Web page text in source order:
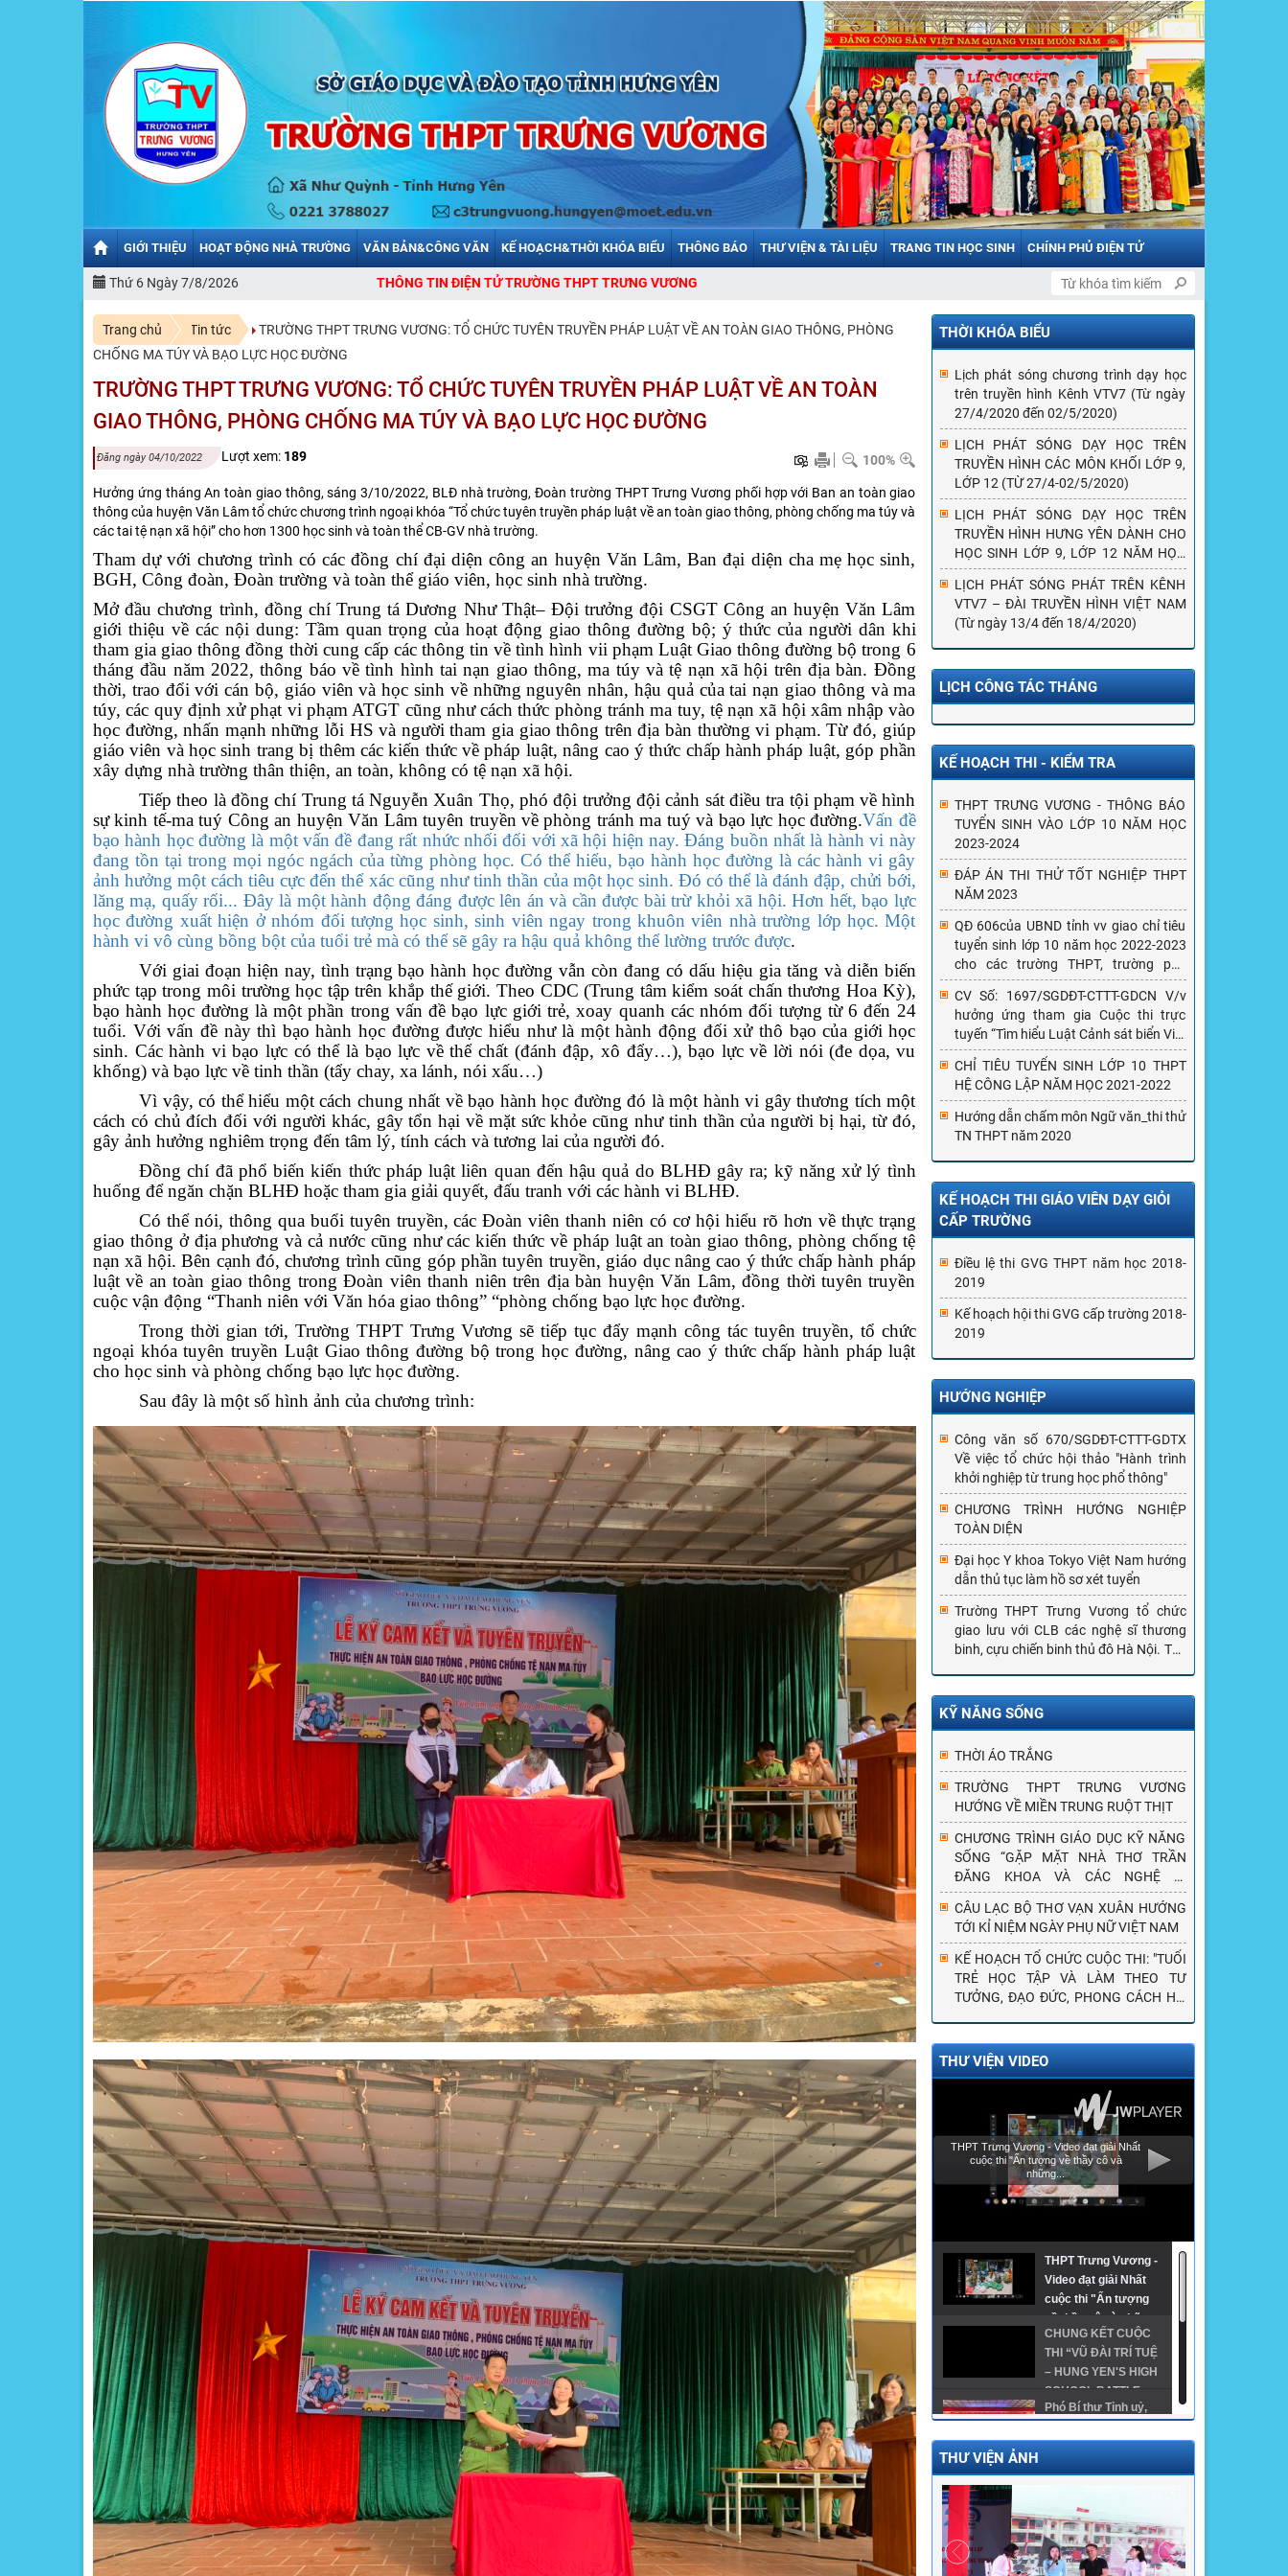
GIỚI THIỆU HOẠT ĐỘNG NHÀ TRƯỜNG VĂN BẢN&CÔNG VĂN KẾ HOẠCH&THỜI KHÓA BIỂU THÔNG BÁO THƯ VIỆN & TÀI LIỆU TRANG TIN HỌC SINH CHÍNH PHỦ ĐIỆN TỬ
Thứ 6 Ngày 7/8/2026
CHÀO MỪNG BẠN ĐẾN VỚI CỔNG THÔNG TIN ĐIỆN TỬ TRƯỜNG THPT TRƯNG VƯƠNG
Trang chủ Tin tức
TRƯỜNG THPT TRƯNG VƯƠNG: TỔ CHỨC TUYÊN TRUYỀN PHÁP LUẬT VỀ AN TOÀN GIAO THÔNG, PHÒNG
CHỐNG MA TÚY VÀ BẠO LỰC HỌC ĐƯỜNG
TRƯỜNG THPT TRƯNG VƯƠNG: TỔ CHỨC TUYÊN TRUYỀN PHÁP LUẬT VỀ AN TOÀN
GIAO THÔNG, PHÒNG CHỐNG MA TÚY VÀ BẠO LỰC HỌC ĐƯỜNG
Đăng ngày 04/10/2022 Lượt xem: 189 100%
Hưởng ứng tháng An toàn giao thông, sáng 3/10/2022, BLĐ nhà trường, Đoàn trường THPT Trưng Vương phối hợp với Ban an toàn giao
thông của huyện Văn Lâm tổ chức chương trình ngoại khóa “Tổ chức tuyên truyền pháp luật về an toàn giao thông, phòng chống ma túy và
các tai tệ nạn xã hội” cho hơn 1300 học sinh và toàn thể CB-GV nhà trường.
Tham dự với chương trình có các đồng chí đại diện công an huyện Văn Lâm, Ban đại diện cha mẹ học sinh,
BGH, Công đoàn, Đoàn trường và toàn thể giáo viên, học sinh nhà trường.
Mở đầu chương trình, đồng chí Trung tá Dương Như Thật– Đội trưởng đội CSGT Công an huyện Văn Lâm
giới thiệu về các nội dung: Tầm quan trọng của hoạt động giao thông đường bộ; ý thức của người dân khi
tham gia giao thông đồng thời cung cấp các thông tin về tình hình vii phạm Luật Giao thông đường bộ trong 6
tháng đầu năm 2022,thông báo về tình hình tai nạn giao thông, ma túy và tệ nạn xã hội trên địa bàn. Đồng
thời, trao đổi với cán bộ, giáo viên và học sinh về những nguyên nhân, hậu quả của tai nạn giao thông và ma
túy, các quy định xử phạt vi phạm ATGT cũng như cách thức phòng tránh ma tuy, tệ nạn xã hội xâm nhập vào
học đường,nhấn mạnh những lỗi HS và người tham gia giao thông trên địa bàn thường vi phạm. Từ đó, giúp
giáo viên và học sinh trang bị thêm các kiến thức về pháp luật, nâng cao ý thức chấp hành pháp luật, góp phần
xây dựng nhà trường thân thiện, an toàn, không có tệ nạn xã hội.
Tiếp theo là đồng chí Trung tá Nguyễn Xuân Thọ, phó đội trưởng đội cảnh sát điều tra tội phạm về hình
sự kinh tế-ma tuý Công an huyện Văn Lâm tuyên truyền về phòng tránh ma tuý và bạo lực học đường.Vấn đề
bạo hành học đường là một vấn đề đang rất nhức nhối đối với xã hội hiện nay. Đáng buồn nhất là hành vi này
đang tồn tại trong mọi ngóc ngách của từng phòng học. Có thể hiểu, bạo hành học đường là các hành vi gây
ảnh hưởng một cách tiêu cực đến thể xác cũng như tinh thần của một học sinh. Đó có thể là đánh đập, chửi bới,
lăng mạ, quấy rối... Đây là một hành động đáng được lên án và cần được bài trừ khỏi xã hội. Hơn hết, bạo lực
học đường xuất hiện ở nhóm đối tượng học sinh, sinh viên ngay trong khuôn viên nhà trường lớp học. Một
hành vi vô cùng bồng bột của tuổi trẻ mà có thể sẽ gây ra hậu quả không thể lường trước được.
Với giai đoạn hiện nay, tình trạng bạo hành học đường vẫn còn đang có dấu hiệu gia tăng và diễn biến
phức tạp trong môi trường học tập trên khắp thế giới. Theo CDC (Trung tâm kiểm soát chấn thương Hoa Kỳ),
bạo hành học đường là một phần trong vấn đề bạo lực giới trẻ, xoay quanh các nhóm đối tượng từ 6 đến 24
tuổi. Với vấn đề này thì bạo hành học đường được hiểu như là một hành động đối xử thô bạo của giới học
sinh. Các hành vi bạo lực có thể là bạo lực về thể chất (đánh đập, xô đẩy…), bạo lực về lời nói (đe dọa, vu
khống) và bạo lực về tinh thần (tẩy chay, xa lánh, nói xấu…)
Vì vậy, có thể hiểu một cách chung nhất về bạo hành học đường đó là một hành vi gây thương tích một
cách có chủ đích đối với người khác, gây tổn hại về mặt sức khỏe cũng như tinh thần của người bị hại, từ đó,
gây ảnh hưởng nghiêm trọng đến tâm lý, tính cách và tương lai của người đó.
Đồng chí đã phổ biến kiến thức pháp luật liên quan đến hậu quả do BLHĐ gây ra; kỹ năng xử lý tình
huống để ngăn chặn BLHĐ hoặc tham gia giải quyết, đấu tranh với các hành vi BLHĐ.
Có thể nói, thông qua buổi tuyên truyền, các Đoàn viên thanh niên có cơ hội hiểu rõ hơn về thực trạng
giao thông ở địa phương và cả nước cũng như các kiến thức về pháp luật an toàn giao thông, phòng chống tệ
nạn xã hội. Bên cạnh đó, chương trình cũng góp phần tuyên truyền, giáo dục nâng cao ý thức chấp hành pháp
luật về an toàn giao thông trong Đoàn viên thanh niên trên địa bàn huyện Văn Lâm, đồng thời tuyên truyền
cuộc vận động “Thanh niên với Văn hóa giao thông” “phòng chống bạo lực học đường.
Trong thời gian tới, Trường THPT Trưng Vương sẽ tiếp tục đẩy mạnh công tác tuyên truyền, tổ chức
ngoại khóa tuyên truyền Luật Giao thông đường bộ trong học đường, nâng cao ý thức chấp hành pháp luật
cho học sinh và phòng chống bạo lực học đường.
Sau đây là một số hình ảnh của chương trình:
THỜI KHÓA BIỂU
Lịch phát sóng chương trình dạy học
trên truyền hình Kênh VTV7 (Từ ngày
27/4/2020 đến 02/5/2020)
LỊCH PHÁT SÓNG DẠY HỌC TRÊN
TRUYỀN HÌNH CÁC MÔN KHỐI LỚP 9,
LỚP 12 (TỪ 27/4-02/5/2020)
LỊCH PHÁT SÓNG DẠY HỌC TRÊN
TRUYỀN HÌNH HƯNG YÊN DÀNH CHO
HỌC SINH LỚP 9, LỚP 12 NĂM HỌC
2019-2020 (Từ ngày 20/4 đến
25/4/2020)
LỊCH PHÁT SÓNG PHÁT TRÊN KÊNH
VTV7 – ĐÀI TRUYỀN HÌNH VIỆT NAM
(Từ ngày 13/4 đến 18/4/2020)
LỊCH CÔNG TÁC THÁNG
KẾ HOẠCH THI - KIỂM TRA
THPT TRƯNG VƯƠNG - THÔNG BÁO
TUYỂN SINH VÀO LỚP 10 NĂM HỌC
2023-2024
ĐÁP ÁN THI THỬ TỐT NGHIỆP THPT
NĂM 2023
QĐ 606của UBND tỉnh vv giao chỉ tiêu
tuyển sinh lớp 10 năm học 2022-2023
cho các trường THPT, trường phổ
thông có nhiều cấp học trên địa bàn
tỉnh Hưng Yên
CV Số: 1697/SGDĐT-CTTT-GDCN V/v
hưởng ứng tham gia Cuộc thi trực
tuyến “Tìm hiểu Luật Cảnh sát biển Việt
Nam”
CHỈ TIÊU TUYỂN SINH LỚP 10 THPT
HỆ CÔNG LẬP NĂM HỌC 2021-2022
Hướng dẫn chấm môn Ngữ văn_thi thử
TN THPT năm 2020
KẾ HOẠCH THI GIÁO VIÊN DẠY GIỎI
CẤP TRƯỜNG
Điều lệ thi GVG THPT năm học 2018-
2019
Kế hoạch hội thi GVG cấp trường 2018-
2019
HƯỚNG NGHIỆP
Công văn số 670/SGDĐT-CTTT-GDTX
Về việc tổ chức hội thảo "Hành trình
khởi nghiệp từ trung học phổ thông"
CHƯƠNG TRÌNH HƯỚNG NGHIỆP
TOÀN DIỆN
Đại học Y khoa Tokyo Việt Nam hướng
dẫn thủ tục làm hồ sơ xét tuyển
Trường THPT Trưng Vương tổ chức
giao lưu với CLB các nghệ sĩ thương
binh, cựu chiến binh thủ đô Hà Nội. Tọa
KỸ NĂNG SỐNG
THỜI ÁO TRẮNG
TRƯỜNG THPT TRƯNG VƯƠNG
HƯỚNG VỀ MIỀN TRUNG RUỘT THỊT
CHƯƠNG TRÌNH GIÁO DỤC KỸ NĂNG
SỐNG “GẶP MẶT NHÀ THƠ TRẦN
ĐĂNG KHOA VÀ CÁC NGHỆ SĨ
THƯƠNG BINH, CỰU CHIẾN BINH THỦ
ĐÔ HÀ NỘI”
CÂU LẠC BỘ THƠ VẠN XUÂN HƯỚNG
TỚI KỈ NIỆM NGÀY PHỤ NỮ VIỆT NAM
KẾ HOẠCH TỔ CHỨC CUỘC THI: "TUỔI
TRẺ HỌC TẬP VÀ LÀM THEO TƯ
TƯỞNG, ĐẠO ĐỨC, PHONG CÁCH HỒ
THƯ VIỆN VIDEO
THPT Trưng Vương - Video đạt giải Nhất
cuộc thi "Ấn tượng về thầy cô và
những...
THPT Trưng Vương -
Video đạt giải Nhất
cuộc thi "Ấn tượng
về thầy cô và những
giờ học online" - Chi
đoàn 11A2
CHUNG KẾT CUỘC
THI “VŨ ĐÀI TRÍ TUỆ
– HUNG YEN'S HIGH
SCHOOL BATTLE
2026” TẠI TRƯỜNG
Phó Bí thư Tỉnh uỷ,
năm 2024 - THPT
Trưng Vương
Trường THPT Trưng
THƯ VIỆN ẢNH